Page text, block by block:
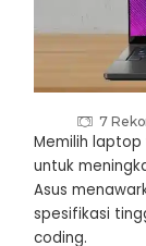
7
Memilih
untuk
Asus
spesifikasi
coding.